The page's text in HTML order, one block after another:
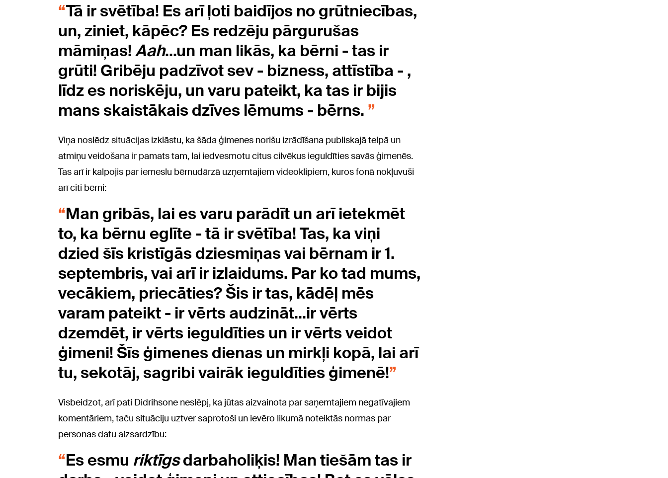
Tā ir svētība! Es arī ļoti baidījos no grūtniecības,
un, ziniet, kāpēc? Es redzēju pārgurušas
māmiņas!Aah...un man likās, ka bērni - tas ir
grūti! Gribēju padzīvot sev - bizness, attīstība - ,
līdz es noriskēju, un varu pateikt, ka tas ir bijis
mans skaistākais dzīves lēmums - bērns.
Viņa noslēdz situācijas izklāstu, ka šāda ģimenes norišu izrādīšana publiskajā telpā un
atmiņu veidošana ir pamats tam, lai iedvesmotu citus cilvēkus ieguldīties savās ģimenēs.
Tas arī ir kalpojis par iemeslu bērnudārzā uzņemtajiem videoklipiem, kuros fonā nokļuvuši
arī citi bērni:
Man gribās, lai es varu parādīt un arī ietekmēt
to, ka bērnu eglīte - tā ir svētība! Tas, ka viņi
dzied šīs kristīgās dziesmiņas vai bērnam ir 1.
septembris, vai arī ir izlaidums. Par ko tad mums,
vecākiem, priecāties? Šis ir tas, kādēļ mēs
varam pateikt - ir vērts audzināt...ir vērts
dzemdēt, ir vērts ieguldīties un ir vērts veidot
ģimeni! Šīs ģimenes dienas un mirkļi kopā, lai arī
tu, sekotāj, sagribi vairāk ieguldīties ģimenē!
Visbeidzot, arī pati Didrihsone neslēpj, ka jūtas aizvainota par saņemtajiem negatīvajiem
komentāriem, taču situāciju uztver saprotoši un ievēro likumā noteiktās normas par
personas datu aizsardzību:
Es esmu riktīgsdarbaholiķis! Man tiešām tas ir